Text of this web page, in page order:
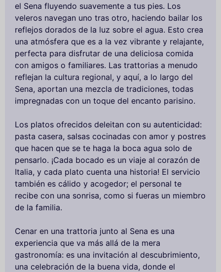
el Sena fluyendo suavemente a tus pies. Los
veleros navegan uno tras otro, haciendo bailar los
reflejos dorados de la luz sobre el agua. Esto crea
una atmósfera que es a la vez vibrante y relajante,
perfecta para disfrutar de una deliciosa comida
con amigos o familiares. Las trattorias a menudo
reflejan la cultura regional, y aquí, a lo largo del
Sena, aportan una mezcla de tradiciones, todas
impregnadas con un toque del encanto parisino.
Los platos ofrecidos deleitan con su autenticidad:
pasta casera, salsas cocinadas con amor y postres
que hacen que se te haga la boca agua solo de
pensarlo. ¡Cada bocado es un viaje al corazón de
Italia, y cada plato cuenta una historia! El servicio
también es cálido y acogedor; el personal te
recibe con una sonrisa, como si fueras un miembro
de la familia.
Cenar en una trattoria junto al Sena es una
experiencia que va más allá de la mera
gastronomía: es una invitación al descubrimiento,
una celebración de la buena vida, donde el